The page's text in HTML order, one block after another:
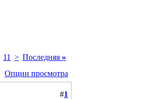
11 > Последняя »
Опции просмотра
#1